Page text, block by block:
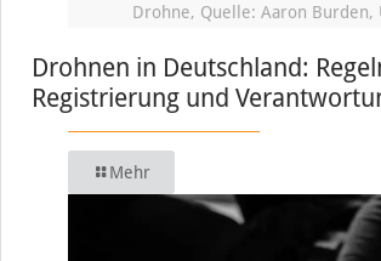
Drohne, Quelle: Aaron Burden,
Drohnen in Deutschland:
Registrierung und
Mehr